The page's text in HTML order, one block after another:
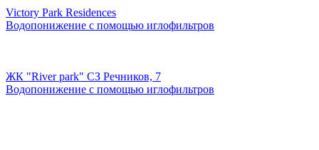
Victory Park Residences
Водопонижение с помощью иглофильтров
ЖК "River park" СЗ Речников, 7
Водопонижение с помощью иглофильтров